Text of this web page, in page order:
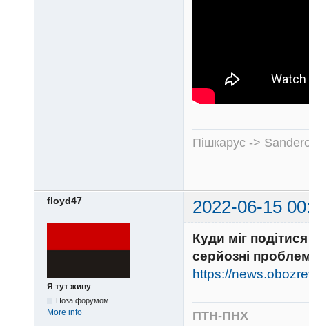
Пішкарус ->
floyd47 2022-06-15
Я тут живу
Поза форумом
More info
Куди міг
серйозні
https://
ПТН-ПНХ